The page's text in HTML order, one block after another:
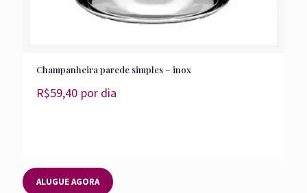
Champanheira parede simples – inox
R$59,40 por dia
ALUGUE AGORA